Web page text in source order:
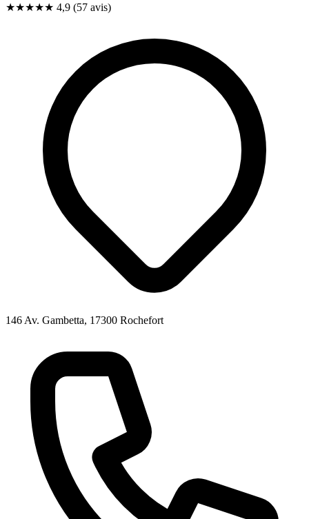
★★★★★ 4,9 (57 avis)
146 Av. Gambetta, 17300 Rochefort